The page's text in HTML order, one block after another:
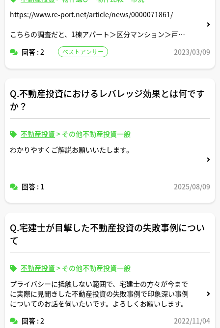
https://www.re-port.net/article/news/0000071861/
こちらの調査だと、1棟アパート＞区分マンション＞戸建
資金に余裕があるのであればやはりいきなり1棟アパート
回答 : 2 ベストアンサー 2023/03/09
Q.不動産投資におけるレバレッジ効果とは何です
か？
不動産投資> その他不動産投資一般
わかりやすくご解説お願いいたします。
回答 : 1 2025/08/09
Q.宅建士が目撃した不動産投資の失敗事例につい
て
不動産投資> その他不動産投資一般
プライバシーに抵触しない範囲で、宅建士の方々が今まで
に実際に見聞きした不動産投資の失敗事例で印象深い事例
についてのお話を伺いたいです。よろしくお願いします。
回答 : 2
2022/11/04